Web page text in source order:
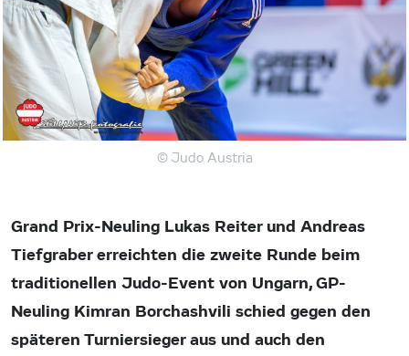
© Judo Austria
Grand Prix-Neuling Lukas Reiter und Andreas
Tiefgraber erreichten die zweite Runde beim
traditionellen Judo-Event von Ungarn, GP-
Neuling Kimran Borchashvili schied gegen den
späteren Turniersieger aus und auch den